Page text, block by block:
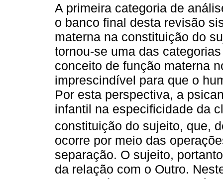
A primeira categoria de
o banco final desta revisão
materna na constituição do
tornou-se uma das
conceito de função materna
imprescindível para que o
Por esta perspectiva, a
infantil na especificidade da
constituição do sujeito, que,
ocorre por meio das
separação. O sujeito,
da relação com o Outro.